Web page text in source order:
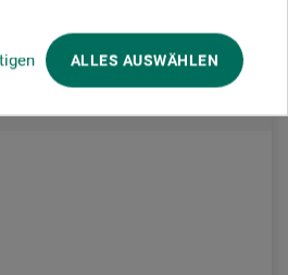
ALLES AUSWÄHLEN